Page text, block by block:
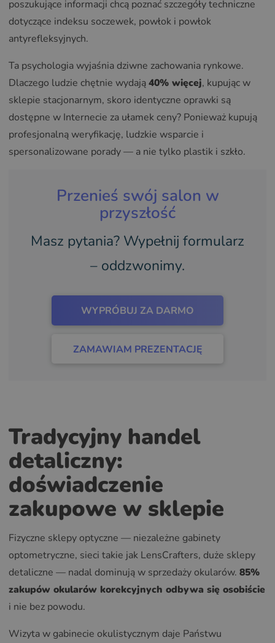
poszukujące informacji chcą poznać szczegóły techniczne
dotyczące indeksu soczewek, powłok i powłok
antyrefleksyjnych.
Ta psychologia wyjaśnia dziwne zachowania rynkowe.
Dlaczego ludzie chętnie wydają40% więcej, kupując w
sklepie stacjonarnym, skoro identyczne oprawki są
dostępne w Internecie za ułamek ceny? Ponieważ kupują
profesjonalną weryfikację, ludzkie wsparcie i
spersonalizowane porady — a nie tylko plastik i szkło.
Przenieś swój salon w
przyszłość
Masz pytania? Wypełnij formularz
– oddzwonimy.
WYPRÓBUJ ZA DARMO
ZAMAWIAM PREZENTACJĘ
Tradycyjny handel
detaliczny:
doświadczenie
zakupowe w sklepie
Fizyczne sklepy optyczne — niezależne gabinety
optometryczne, sieci takie jak LensCrafters, duże sklepy
detaliczne — nadal dominują w sprzedaży okularów. 85%
zakupów okularów korekcyjnych odbywa się osobiście
i nie bez powodu.
Wizyta w gabinecie okulistycznym daje Państwu